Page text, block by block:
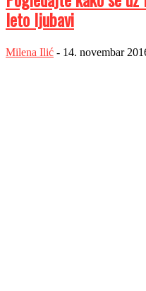
leto ljubavi
Milena Ilić - 14. novembar